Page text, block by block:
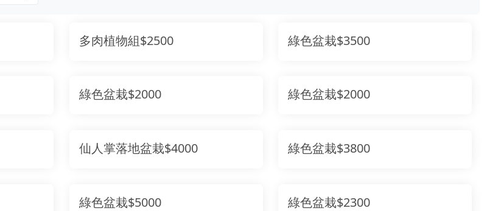
多肉植物組$2500 綠色盆栽$3500
綠色盆栽$2000 綠色盆栽$2000
仙人掌落地盆栽$4000 綠色盆栽$3800
綠色盆栽$5000 綠色盆栽$2300